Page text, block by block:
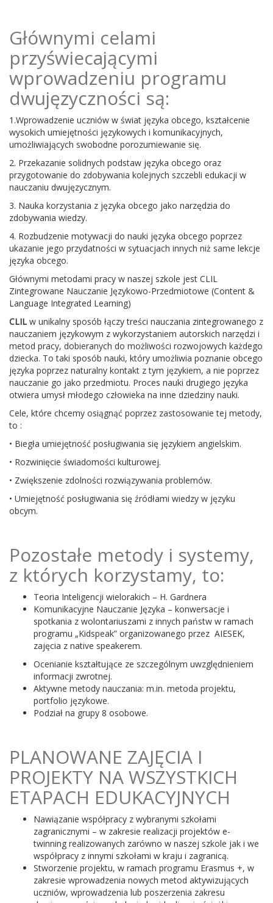
Głównymi celami
przyświecającymi
wprowadzeniu programu
dwujęzyczności są:
1.Wprowadzenie uczniów w świat języka obcego, kształcenie
wysokich umiejętności językowych i komunikacyjnych,
umożliwiających swobodne porozumiewanie się.
2. Przekazanie solidnych podstaw języka obcego oraz
przygotowanie do zdobywania kolejnych szczebli edukacji w
nauczaniu dwujęzycznym.
3. Nauka korzystania z języka obcego jako narzędzia do
zdobywania wiedzy.
4. Rozbudzenie motywacji do nauki języka obcego poprzez
ukazanie jego przydatności w sytuacjach innych niż same lekcje
języka obcego.
Głównymi metodami pracy w naszej szkole jest CLIL
Zintegrowane Nauczanie Językowo-Przedmiotowe (Content &
Language Integrated Learning)
CLIL w unikalny sposób łączy treści nauczania zintegrowanego z
nauczaniem językowym z wykorzystaniem autorskich narzędzi i
metod pracy, dobieranych do możliwości rozwojowych każdego
dziecka. To taki sposób nauki, który umożliwia poznanie obcego
języka poprzez naturalny kontakt z tym językiem, a nie poprzez
nauczanie go jako przedmiotu. Proces nauki drugiego języka
otwiera umysł młodego człowieka na inne dziedziny nauki.
Cele, które chcemy osiągnąć poprzez zastosowanie tej metody,
to :
• Biegła umiejętność posługiwania się językiem angielskim.
• Rozwinięcie świadomości kulturowej.
• Zwiększenie zdolności rozwiązywania problemów.
• Umiejętność posługiwania się źródłami wiedzy w języku
obcym.
Pozostałe metody i systemy,
z których korzystamy, to:
Teoria Inteligencji wielorakich – H. Gardnera
Komunikacyjne Nauczanie Języka – konwersacje i
spotkania z wolontariuszami z innych państw w ramach
programu „Kidspeak” organizowanego przez AIESEK,
zajęcia z native speakerem.
Ocenianie kształtujące ze szczególnym uwzględnieniem
informacji zwrotnej.
Aktywne metody nauczania: m.in. metoda projektu,
portfolio językowe.
Podział na grupy 8 osobowe.
PLANOWANE ZAJĘCIA I
PROJEKTY NA WSZYSTKICH
ETAPACH EDUKACYJNYCH
Nawiązanie współpracy z wybranymi szkołami
zagranicznymi – w zakresie realizacji projektów e-
twinning realizowanych zarówno w naszej szkole jak i we
współpracy z innymi szkołami w kraju i zagranicą.
Stworzenie projektu, w ramach programu Erasmus +, w
zakresie wprowadzenia nowych metod aktywizujących
uczniów, wprowadzenia lub poszerzenia zakresu